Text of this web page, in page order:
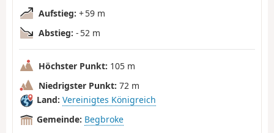
Aufstieg: + 59 m
Abstieg: - 52 m
Höchster Punkt: 105 m
Niedrigster Punkt: 72 m
Land: Vereinigtes Königreich
Gemeinde: Begbroke